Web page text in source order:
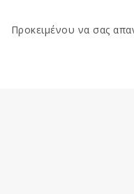
Προκειμένου να σας